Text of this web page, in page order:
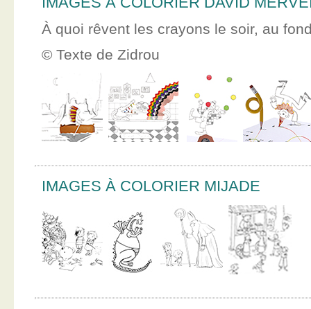
À quoi rêvent les crayons le soir, au
© Texte de Zidrou
IMAGES À COLORIER MIJADE